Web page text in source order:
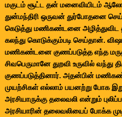
மகுடம் சூட்ட தன் மனைவியிடம்
துன்மந்திரி ஒருவன் துர்போதனை
கெடுத்து மணிகண்டனை அழித்துவிட
கலந்து கொடுக்கும்படி செய்தான்.
மணிகண்டனை குணப்படுத்த எந்த
சிவபெருமானே துறவி உருவில் வந்து
குணப்படுத்தினார். அதன்பின்
முயற்சிகள் எல்லாம் பயனற்று போக
அரசியாருக்கு தலைவலி என்றும்
அரசியாரின் தலைவலியைப் போக்க